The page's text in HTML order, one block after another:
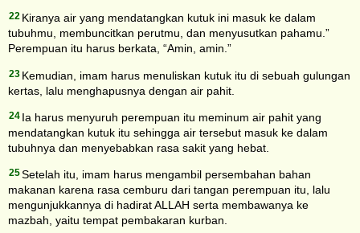
22 Kiranya air yang mendatangkan kutuk ini masuk ke dalam
tubuhmu, membuncitkan perutmu, dan menyusutkan pahamu.”
Perempuan itu harus berkata, “Amin, amin.”
23 Kemudian, imam harus menuliskan kutuk itu di sebuah gulungan
kertas, lalu menghapusnya dengan air pahit.
24 Ia harus menyuruh perempuan itu meminum air pahit yang
mendatangkan kutuk itu sehingga air tersebut masuk ke dalam
tubuhnya dan menyebabkan rasa sakit yang hebat.
25Setelah itu, imam harus mengambil persembahan bahan
makanan karena rasa cemburu dari tangan perempuan itu, lalu
mengunjukkannya di hadirat ALLAH serta membawanya ke
mazbah, yaitu tempat pembakaran kurban.